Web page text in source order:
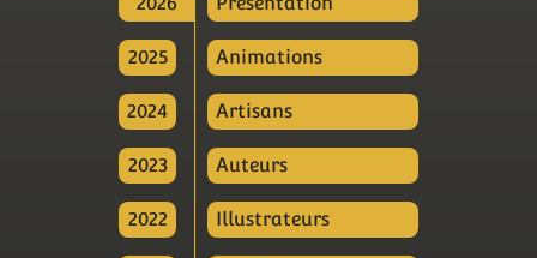
2025
2024
2023
2022
Animations
Artisans
Auteurs
Illustrateurs